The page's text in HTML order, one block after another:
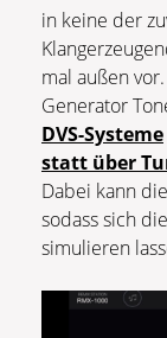
in keine der
mal außen
Generator
DVS-Systeme
statt über
Dabei kann
sodass sich
simulieren